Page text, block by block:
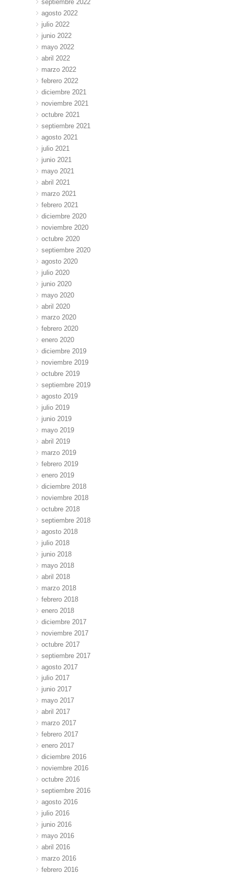
septiembre 2022
agosto 2022
julio 2022
junio 2022
mayo 2022
abril 2022
marzo 2022
febrero 2022
diciembre 2021
noviembre 2021
octubre 2021
septiembre 2021
agosto 2021
julio 2021
junio 2021
mayo 2021
abril 2021
marzo 2021
febrero 2021
diciembre 2020
noviembre 2020
octubre 2020
septiembre 2020
agosto 2020
julio 2020
junio 2020
mayo 2020
abril 2020
marzo 2020
febrero 2020
enero 2020
diciembre 2019
noviembre 2019
octubre 2019
septiembre 2019
agosto 2019
julio 2019
junio 2019
mayo 2019
abril 2019
marzo 2019
febrero 2019
enero 2019
diciembre 2018
noviembre 2018
octubre 2018
septiembre 2018
agosto 2018
julio 2018
junio 2018
mayo 2018
abril 2018
marzo 2018
febrero 2018
enero 2018
diciembre 2017
noviembre 2017
octubre 2017
septiembre 2017
agosto 2017
julio 2017
junio 2017
mayo 2017
abril 2017
marzo 2017
febrero 2017
enero 2017
diciembre 2016
noviembre 2016
octubre 2016
septiembre 2016
agosto 2016
julio 2016
junio 2016
mayo 2016
abril 2016
marzo 2016
febrero 2016